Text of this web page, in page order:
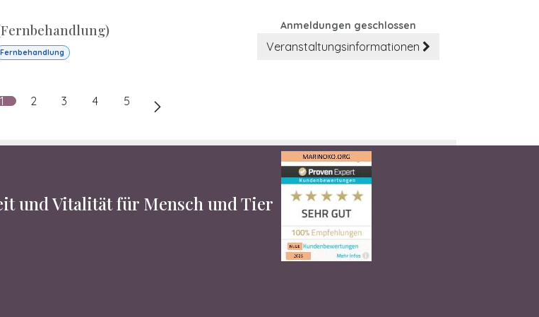
Fernbehandlung
Anmeldungen geschlossen
Veranstaltungsinformationen
1 2 3 4 5
und Vitalität für Mensch und Tier